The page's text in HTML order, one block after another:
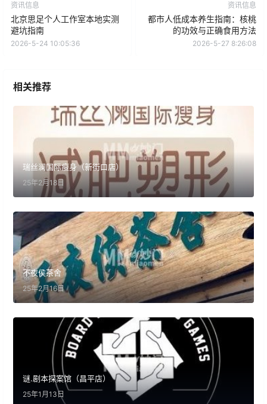
资讯信息
北京思足个人工作室本地实测
避坑指南
2026-5-24 10:05:36
资讯信息
都市人低成本养生指南：核桃
的功效与正确食用方法
2026-5-27 8:26:08
相关推荐
瑞丝澜国际瘦身（新街口店）
25年2月18日
不夜侯茶舍
25年2月16日
谜.剧本探案馆（昌平店）
25年1月13日